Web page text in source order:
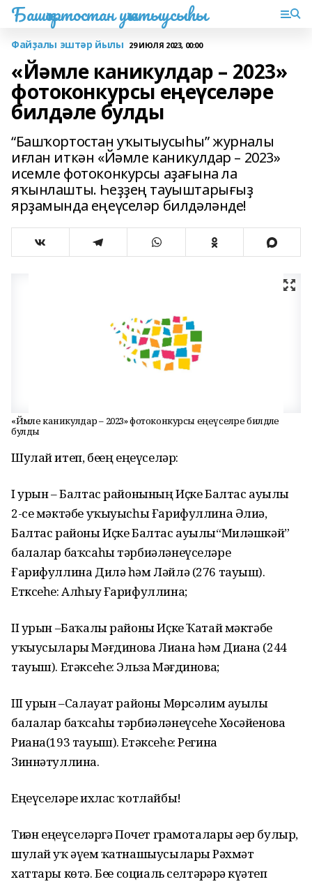
Башҡортостан уҡытыусыһы
Файҙалы эштәр йылы 29 ИЮЛЯ 2023, 00:00
«Йәмле каникулдар – 2023»
фотоконкурсы еңеүселәре
билдәле булды
“Башҡортостан уҡытыусыһы” журналы
иғлан иткән «Йәмле каникулдар – 2023»
исемле фотоконкурсы аҙағына ла
яҡынлашты. Һеҙҙең тауыштарығыҙ
ярҙамында еңеүселәр билдәләнде!
«Йәмле каникулдар – 2023» фотоконкурсы еңеүселәре билдәле
булды
Шулай итеп, беҙҙең еңеүселәр:
I урын – Балтас районының Иҫке Балтас ауылы
2-се мәктәбе уҡыуысһы Ғарифуллина Әлиә,
Балтас районы Иҫке Балтас ауылы“Миләшкәй”
балалар баҡсаһы тәрбиәләнеүселәре
Ғарифуллина Дилә һәм Ләйлә (276 тауыш).
Етксеһе: Алһыу Ғарифуллина;
II урын –Баҡалы районы Иҫке Ҡатай мәктәбе
уҡыусылары Мәғдинова Лиана һәм Диана (244
тауыш). Етәксеһе: Эльза Мәғдинова;
III урын –Салауат районы Мөрсәлим ауылы
балалар баҡсаһы тәрбиәләнеүсеһе Хөсәйенова
Риана(193 тауыш). Етәксеһе: Регина
Зиннәтуллина.
Еңеүселәрҙе ихлас ҡотлайбыҙ!
Тиҙҙән еңеүселәргә Почет грамоталары әҙер булыр,
шулай уҡ әүҙем ҡатнашыусыларҙы Рәхмәт
хаттары көтә. Беҙҙе социаль селтәрҙәрҙә күҙәтеп